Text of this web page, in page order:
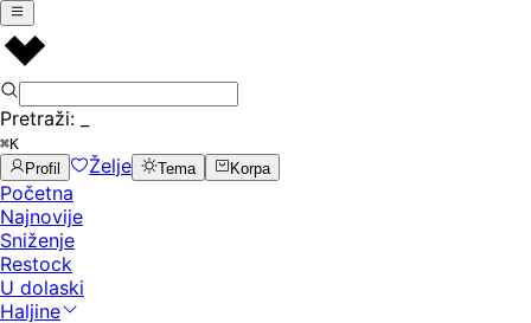
Pretraži:
⌘K
Profil
Želje Tema Korpa
Početna
Najnovije
Sniženje
Restock
U dolaski
Haljine